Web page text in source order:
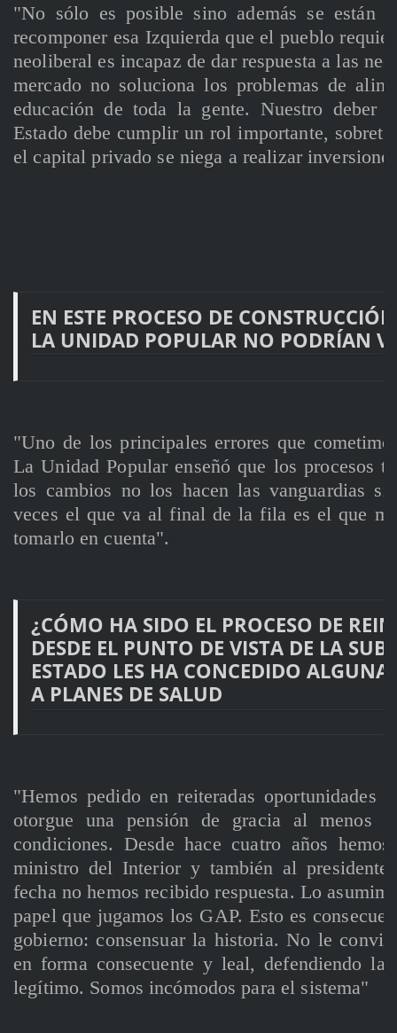
"No sólo es posible sino además se están
recomponer esa Izquierda que el pueblo
neoliberal es incapaz de dar respuesta a las
mercado no soluciona los problemas de
educación de toda la gente. Nuestro deber
Estado debe cumplir un rol importante,
el capital privado se niega a realizar
EN ESTE PROCESO DE
LA UNIDAD POPULAR NO PODRÍAN
"Uno de los principales errores que
La Unidad Popular enseñó que los procesos
los cambios no los hacen las vanguardias
veces el que va al final de la fila es el que
tomarlo en cuenta".
¿CÓMO HA SIDO EL PROCESO DE
DESDE EL PUNTO DE VISTA DE LA
ESTADO LES HA CONCEDIDO
A PLANES DE SALUD
"Hemos pedido en reiteradas oportunidades
otorgue una pensión de gracia al menos
condiciones. Desde hace cuatro años
ministro del Interior y también al
fecha no hemos recibido respuesta. Lo
papel que jugamos los GAP. Esto es
gobierno: consensuar la historia. No le
en forma consecuente y leal, defendiendo
legítimo. Somos incómodos para el sistema"